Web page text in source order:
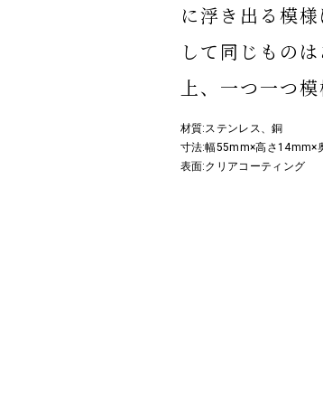
に浮き出る模
して同じもの
上、一つ一つ
材質:ステンレス、銅
寸法:幅55mm×高さ14mm×
表面:クリアコーティング